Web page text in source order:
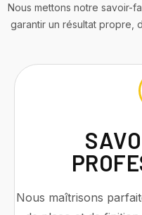
Nous mettons notre savoir-
garantir un résultat propre,
Nous maîtrisons